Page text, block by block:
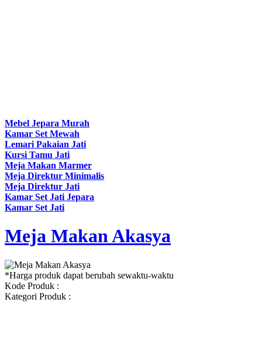
Mebel Jepara Murah
Kamar Set Mewah
Lemari Pakaian Jati
Kursi Tamu Jati
Meja Makan Marmer
Meja Direktur Minimalis
Meja Direktur Jati
Kamar Set Jati Jepara
Kamar Set Jati
Meja Makan Akasya
*Harga produk dapat berubah sewaktu-waktu
Kode Produk :
Kategori Produk :